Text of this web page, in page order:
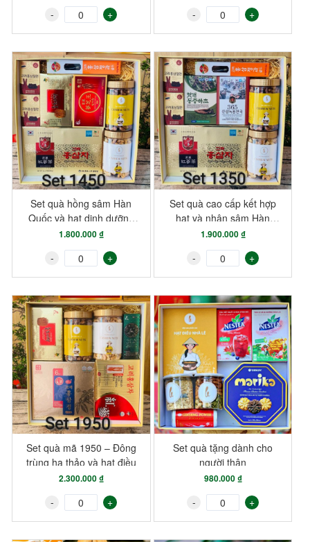
- + - +
Set quà hồng sâm Hàn
Quốc và hạt dinh dưỡng
cao cấp mã 1450
1.800.000 ₫
- +
Set quà cao cấp kết hợp
hạt và nhân sâm Hàn
Quốc chính hãng mã
1350
1.900.000 ₫
- +
Set quà mã 1950 – Đông
trùng hạ thảo và hạt điều
2.300.000 ₫
- +
Set quà tặng dành cho
người thân
980.000 ₫
- +